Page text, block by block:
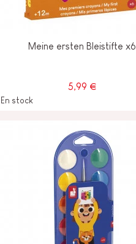
Meine ersten Bleistifte x6
5,99 €
En stock